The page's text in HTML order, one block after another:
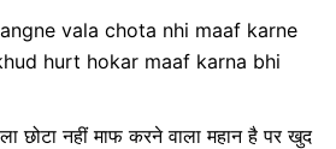
vala chota nhi maaf karne
hurt hokar maaf karna bhi
छोटा नहीं माफ करने वाला महान है पर खुद